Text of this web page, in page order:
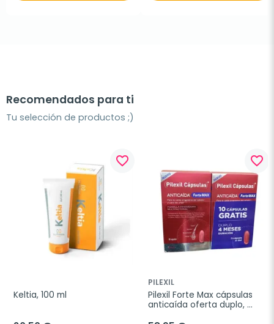
Recomendados para ti
Tu selección de productos ;)
favorite_border
Keltia, 100 ml
favorite_border
PILEXIL
Pilexil Forte Max cápsulas
anticaída oferta duplo,